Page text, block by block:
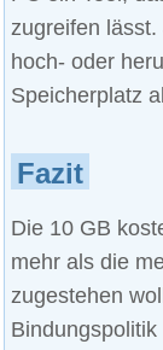
zugreifen
hoch- oder
Speicherplatz
Fazit
Die 10 GB
mehr als die
zugestehen